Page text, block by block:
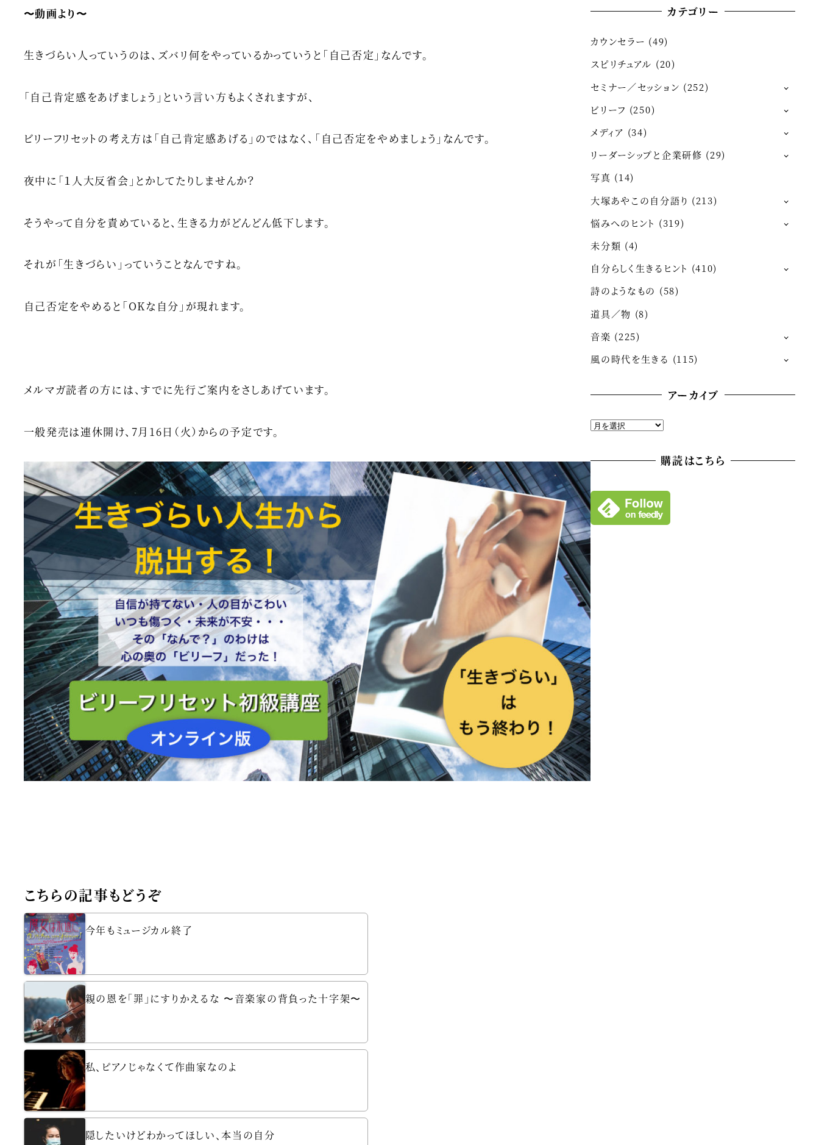
〜動画より〜
生きづらい人っていうのは、ズバリ何をやっているかっていうと「自己否定」なんです。
「自己肯定感をあげましょう」という言い方もよくされますが、
ビリーフリセットの考え方は「自己肯定感あげる」のではなく、「自己否定をやめましょう」なんです。
夜中に「１人大反省会」とかしてたりしませんか？
そうやって自分を責めていると、生きる力がどんどん低下します。
それが「生きづらい」っていうことなんですね。
自己否定をやめると「OKな自分」が現れます。
メルマガ読者の方には、すでに先行ご案内をさしあげています。
一般発売は連休開け、7月16日（火）からの予定です。
こちらの記事もどうぞ
今年もミュージカル終了
親の恩を「罪」にすりかえるな 〜音楽家の背負った十字架〜
私、ピアノじゃなくて作曲家なのよ
隠したいけどわかってほしい、本当の自分
カテゴリー
カウンセラー (49)
スピリチュアル (20)
セミナー／セッション (252)
ビリーフ (250)
メディア (34)
リーダーシップと企業研修 (29)
写真 (14)
大塚あやこの自分語り (213)
悩みへのヒント (319)
未分類 (4)
自分らしく生きるヒント (410)
詩のようなもの (58)
道具／物 (8)
音楽 (225)
風の時代を生きる (115)
アーカイブ
ア
イ
ブ
購読はこちら